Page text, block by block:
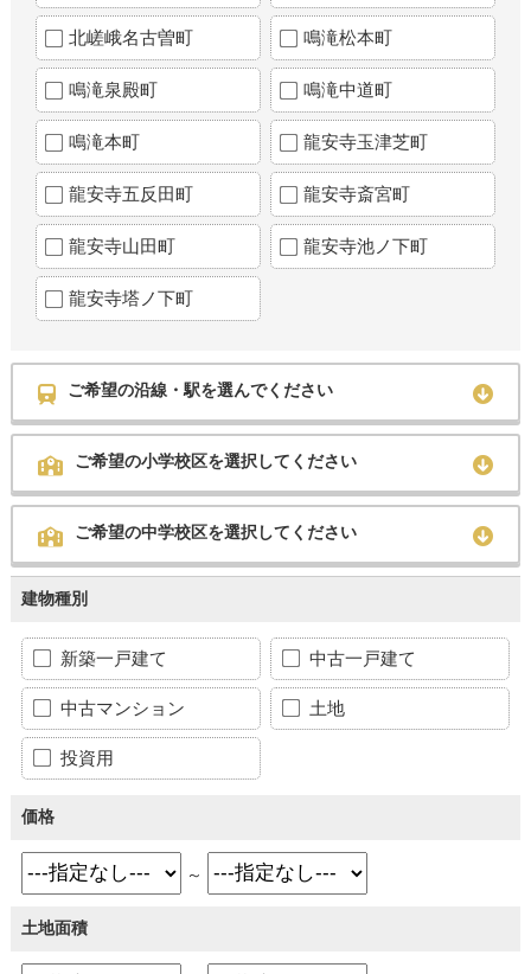
北嵯峨名古曽町 鳴滝松本町
鳴滝泉殿町 鳴滝中道町
鳴滝本町 龍安寺玉津芝町
龍安寺五反田町 龍安寺斎宮町
龍安寺山田町 龍安寺池ノ下町
龍安寺塔ノ下町
ご希望の沿線・駅を選んでください
ご希望の小学校区を選択してください
ご希望の中学校区を選択してください
建物種別
新築一戸建て 中古一戸建て
中古マンション 土地
投資用
価格
～
土地面積